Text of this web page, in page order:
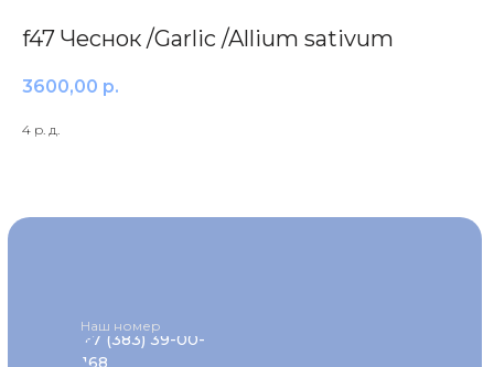
f47 Чеснок /Garlic /Allium sativum
3600,00 р.
4 р. д.
+7 (383) 39-00-
168
Наш номер